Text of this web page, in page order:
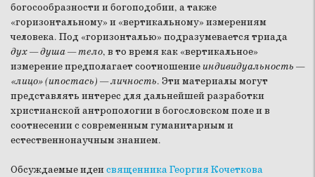
богосообразности и богоподобии, а также
«горизонтальному» и «вертикальному» измерениям
человека. Под «горизонталью» подразумевается триада
дух — душа — тело, в то время как «вертикальное»
измерение предполагает соотношение индивидуальность —
«лицо» (ипостась) — личность. Эти материалы могут
представлять интерес для дальнейшей разработки
христианской антропологии в богословском поле и в
соотнесении с современным гуманитарным и
естественнонаучным знанием.
Обсуждаемые идеисвященника Георгия Кочеткова